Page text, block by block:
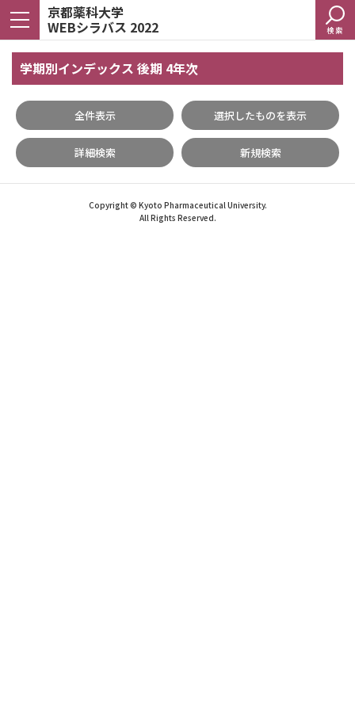
京都薬科大学
WEBシラバス 2022 検索
学期別インデックス 後期 4年次
全件表示 選択したものを表示
詳細検索 新規検索
Copyright © Kyoto Pharmaceutical University.
All Rights Reserved.